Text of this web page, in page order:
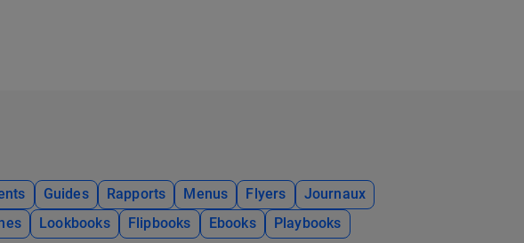
Guides Rapports Menus Flyers
Journaux
Lookbooks Flipbooks Ebooks
Playbooks